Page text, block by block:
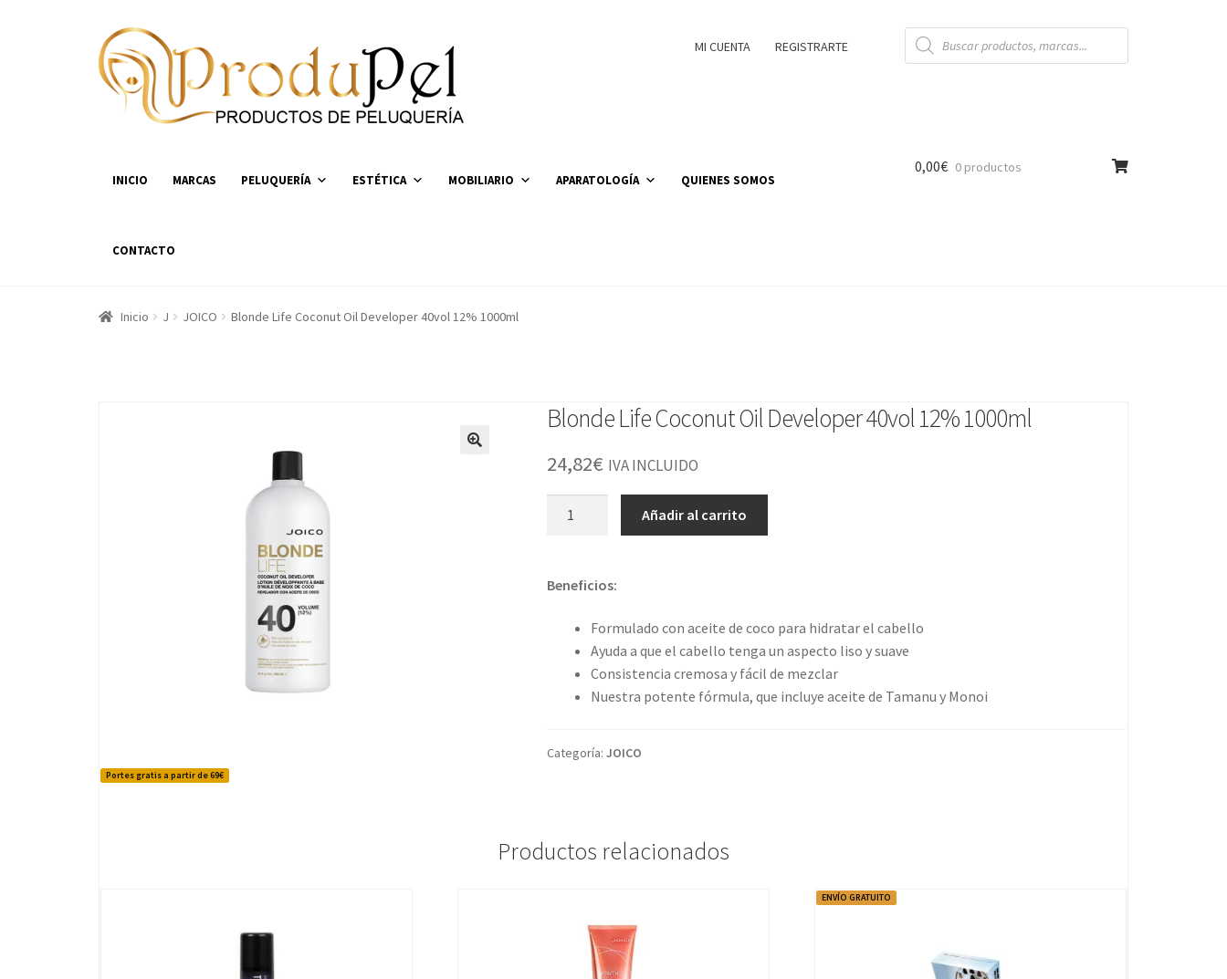
Ir
a
la
navegación
Ir
al
contenido
MI CUENTA REGISTRARTE
Búsqueda
de
productos
INICIO MARCAS PELUQUERÍA ESTÉTICA MOBILIARIO APARATOLOGÍA QUIENES SOMOS
CONTACTO
0,00€ 0 productos
Inicio J JOICO Blonde Life Coconut Oil Developer 40vol 12% 1000ml
Portes gratis a partir de 69€
Blonde Life Coconut Oil Developer 40vol 12% 1000ml
24,82€ IVA INCLUIDO
Developer
Añadir al carrito
Beneficios:
Formulado con aceite de coco para hidratar el cabello
Ayuda a que el cabello tenga un aspecto liso y suave
Consistencia cremosa y fácil de mezclar
Nuestra potente fórmula, que incluye aceite de Tamanu y Monoi
Categoría: JOICO
Productos relacionados
ENVÍO GRATUITO